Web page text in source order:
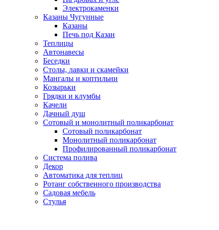
Электрокаменки
Казаны Чугунные
Казаны
Печь под Казан
Теплицы
Автонавесы
Беседки
Столы, лавки и скамейки
Мангалы и коптильни
Козырьки
Грядки и клумбы
Качели
Дачный душ
Сотовый и монолитный поликарбонат
Сотовый поликарбонат
Монолитный поликарбонат
Профилированный поликарбонат
Система полива
Декор
Автоматика для теплиц
Ротанг собственного производства
Садовая мебель
Стулья